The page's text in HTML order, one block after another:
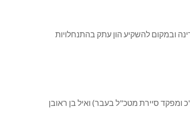
ובמקום להשקיע הון עתק בהתנחלויות
ומפקד סיירת מטכ"ל בעבר) ואיל בן ראובן